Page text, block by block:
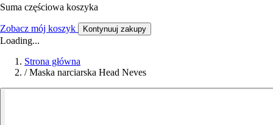
Suma częściowa koszyka
Zobacz mój koszyk Kontynuuj zakupy
Loading...
Strona główna
/ Maska narciarska Head Neves